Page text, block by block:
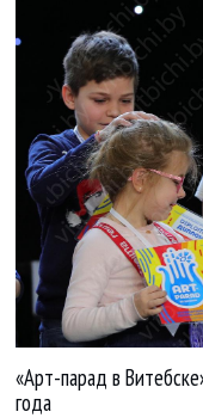
«Арт-парад в
года